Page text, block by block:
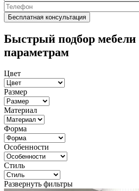
Быстрый подбор мебели
параметрам
Цвет
Размер
Материал
Форма
Особенности
Стиль
Развернуть фильтры